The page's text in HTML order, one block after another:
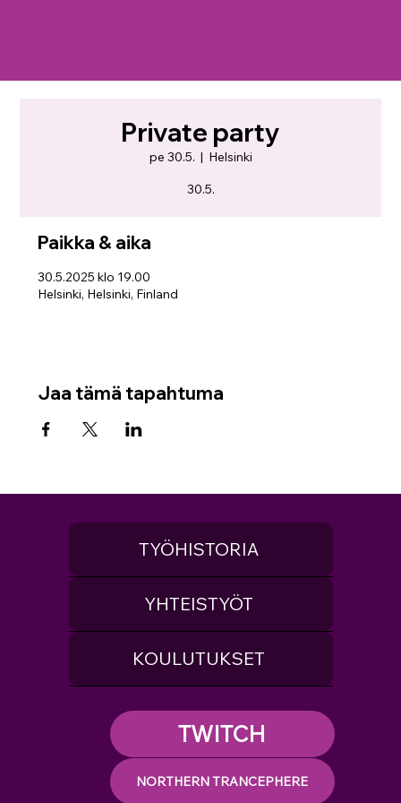
Private party
pe 30.5.
  |
Helsinki
30.5.
Paikka & aika
30.5.2025 klo 19.00
Helsinki, Helsinki, Finland
Jaa tämä tapahtuma
TWITCH
NORTHERN TRANCEPHERE
TYÖHISTORIA
YHTEISTYÖT
KOULUTUKSET